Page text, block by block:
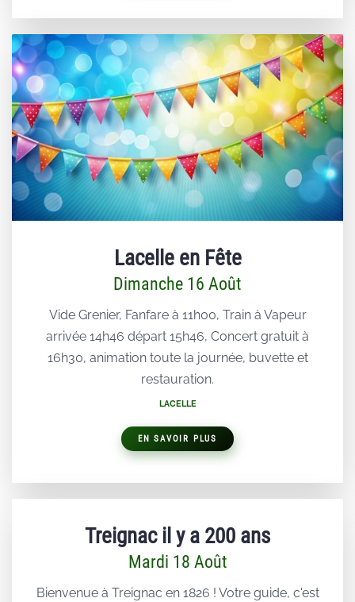
Lacelle en Fête
Dimanche 16 Août
Vide Grenier, Fanfare à 11h00, Train à Vapeur
arrivée 14h46 départ 15h46, Concert gratuit à
16h30, animation toute la journée, buvette et
restauration.
LACELLE
EN SAVOIR PLUS
Treignac il y a 200 ans
Mardi 18 Août
Bienvenue à Treignac en 1826 ! Votre guide, c'est